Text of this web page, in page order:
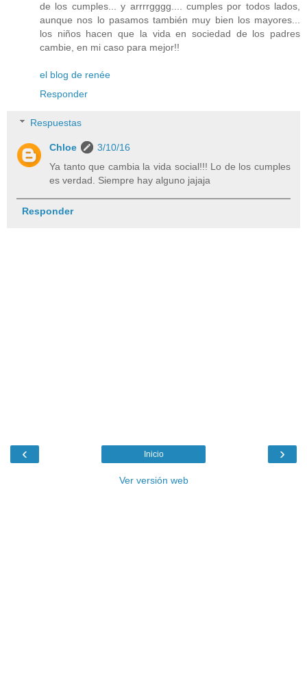
de los cumples... y arrrrgggg.... cumples por todos lados,
aunque nos lo pasamos también muy bien los mayores...
los niños hacen que la vida en sociedad de los padres
cambie, en mi caso para mejor!!
el blog de renée
Responder
Respuestas
Chloe
3/10/16
Ya tanto que cambia la vida social!!! Lo de los cumples
es verdad. Siempre hay alguno jajaja
Responder
‹ ›
Inicio
Ver versión web